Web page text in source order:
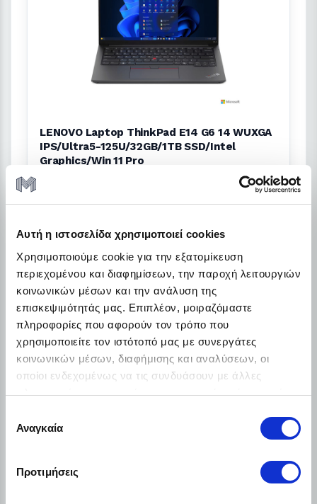
Αυτή η ιστοσελίδα χρησιμοποιεί cookies
Χρησιμοποιούμε cookie για την εξατομίκευση
περιεχομένου και διαφημίσεων, την παροχή λειτουργιών
κοινωνικών μέσων και την ανάλυση της
επισκεψιμότητάς μας. Επιπλέον, μοιραζόμαστε
πληροφορίες που αφορούν τον τρόπο που
χρησιμοποιείτε τον ιστότοπό μας με συνεργάτες
κοινωνικών μέσων, διαφήμισης και αναλύσεων, οι
οποίοι ενδεχομένως να τις συνδυάσουν με άλλες
πληροφορίες που τους έχετε παραχωρήσει ή τις οποίες
των υπηρεσιών τους.
συγκατάθεσης
Αναγκαία
Προτιμήσεις
LENOVO Laptop ThinkPad E14 G6 14 WUXGA
IPS/Ultra5-125U/32GB/1TB SSD/Intel
Graphics/Win 11 Pro
Διατήρη ρευστότητας
Από €50.50 / το μήνα + ΦΠΑ
Λεπτομέρειες